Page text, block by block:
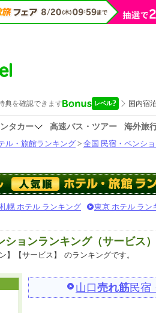
タカー 高速バス・ツアー
海外旅
ル・旅館ランキング > 全国 民宿・ペンシ
札幌 ホテル ランキング 東京 ホテル ラン
ションランキング（サービス）
】【サービス】 のランキングです。
山口売れ筋民宿